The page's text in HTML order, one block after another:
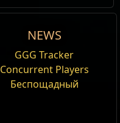
NEWS
GGG Tracker
Concurrent Players
Беспощадный